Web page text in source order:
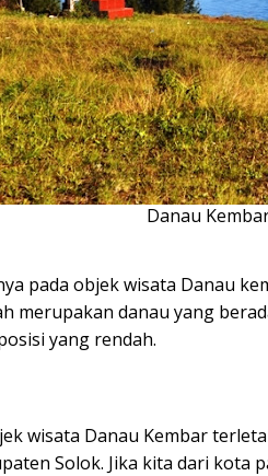
Danau
pada objek wisata Danau
merupakan danau yang
yang rendah.
wisata Danau Kembar
Solok. Jika kita dari